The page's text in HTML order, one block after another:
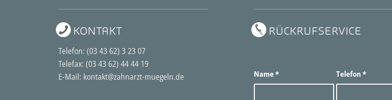
KONTAKT
Telefon:(03 43 62) 3 23 07
Telefax: (03 43 62) 44 44 19
E-Mail: kontakt@zahnarzt-muegeln.de
RÜCKRUFSERVICE
Name* Telefon *